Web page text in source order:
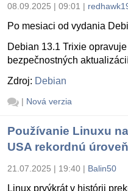
08.09.2025 | 09:01 |
Po mesiaci od vydania
Debian 13.1 Trixie
bezpečnostných
Zdroj: Debian
| Nová verzia
Používanie Linuxu
USA rekordnú
21.07.2025 | 19:40 | Balin50
Linux prvýkrát v histórii